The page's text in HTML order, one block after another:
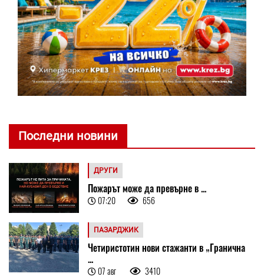
Последни новини
ДРУГИ
Пожарът може да превърне в ...
07:20 656
ПАЗАРДЖИК
Четиристотин нови стажанти в „Гранична
...
07 авг 3410